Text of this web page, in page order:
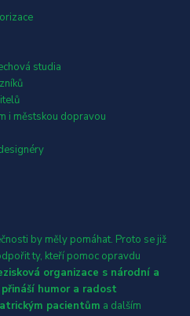
studia
i městskou dopravou
by měly pomáhat. Proto se již
ty, kteří pomoc opravdu
organizace s národní a
přináší humor a radost
pacientům a dalším